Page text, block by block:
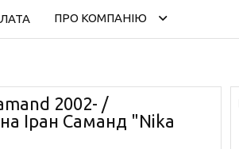
ПРО КОМПАНІЮ
2002- /
Іран Саманд "Nika